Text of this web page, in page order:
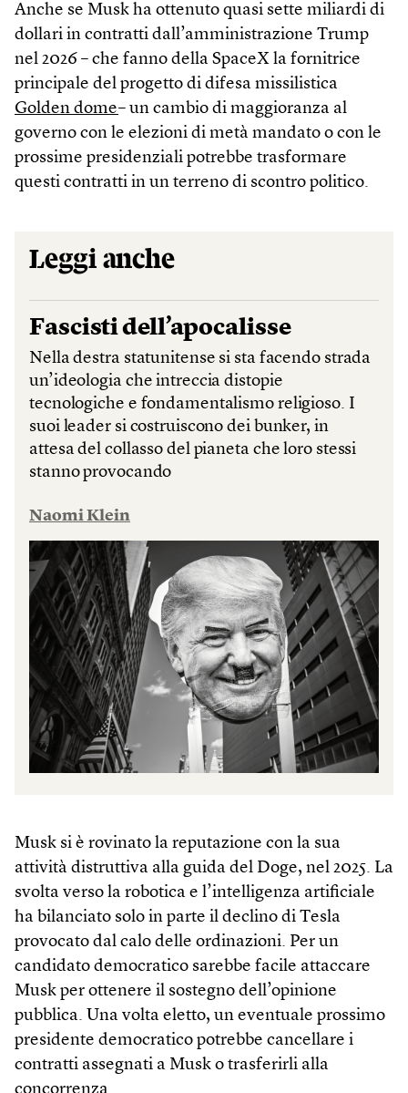
Anche se Musk ha ottenuto quasi sette miliardi di
dollari in contratti dall’amministrazione Trump
nel 2026 – che fanno della SpaceX la fornitrice
principale del progetto di difesa missilistica
Golden dome– un cambio di maggioranza al
governo con le elezioni di metà mandato o con le
prossime presidenziali potrebbe trasformare
questi contratti in un terreno di scontro politico.
Leggi anche
Fascisti dell’apocalisse
Nella destra statunitense si sta facendo strada
un’ideologia che intreccia distopie
tecnologiche e fondamentalismo religioso. I
suoi leader si costruiscono dei bunker, in
attesa del collasso del pianeta che loro stessi
stanno provocando
Naomi Klein
Musk si è rovinato la reputazione con la sua
attività distruttiva alla guida del Doge, nel 2025. La
svolta verso la robotica e l’intelligenza artificiale
ha bilanciato solo in parte il declino di Tesla
provocato dal calo delle ordinazioni. Per un
candidato democratico sarebbe facile attaccare
Musk per ottenere il sostegno dell’opinione
pubblica. Una volta eletto, un eventuale prossimo
presidente democratico potrebbe cancellare i
contratti assegnati a Musk o trasferirli alla